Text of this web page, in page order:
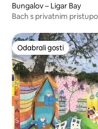
Bungalov – Ligar Bay
Bach s privatnim
Odabrali gosti
Odabrali gosti